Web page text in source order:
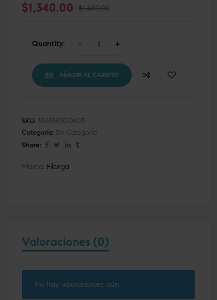
$1,489.00
$1,340.00
Quantity: - +
AÑADIR AL CARRITO
SKU: 3540550010403
Categoría: Sin Categoría
Share:
Marca: Filorga
Valoraciones (0)
No hay valoraciones aún.